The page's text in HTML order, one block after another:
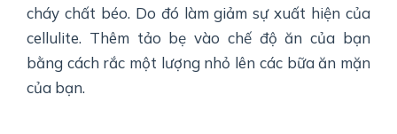
cháy chất béo. Do đó làm giảm sự xuất hiện của
cellulite. Thêm tảo bẹ vào chế độ ăn của bạn
bằng cách rắc một lượng nhỏ lên các bữa ăn mặn
của bạn.